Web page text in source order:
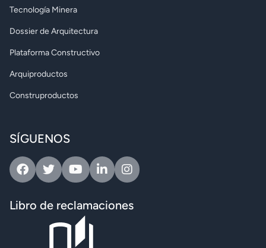
Tecnología Minera
Dossier de Arquitectura
Plataforma Constructivo
Arquiproductos
Construproductos
SÍGUENOS
FacebookTwitterYoutubeLinkedinInstagram
Libro de reclamaciones